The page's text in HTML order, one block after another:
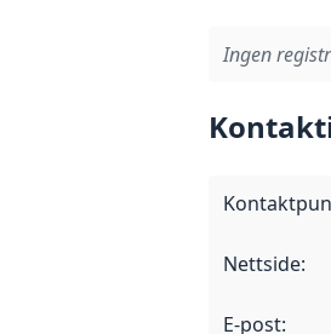
Ingen
Nettside:
E-post: